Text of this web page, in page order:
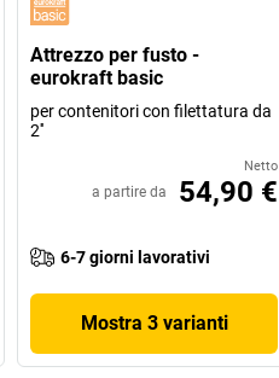
Attrezzo per fusto -
eurokraft basic
per contenitori con filettatura da
2''
Netto
a partire da 54,90 €
6-7 giorni lavorativi
Mostra 3 varianti